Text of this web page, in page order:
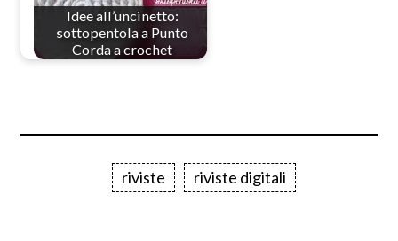
Idee all’uncinetto:
sottopentola a Punto
Corda a crochet
riviste riviste digitali